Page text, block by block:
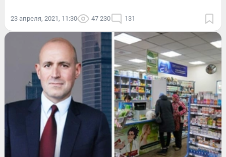
23 апреля, 2021, 11:30 47 230 131